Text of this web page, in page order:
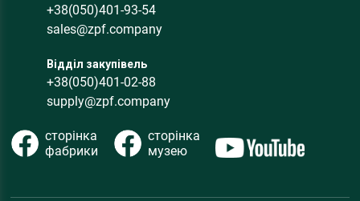
+38(050)401-93-54
sales@zpf.company
Відділ закупівель
+38(050)401-02-88
supply@zpf.company
сторінка
фабрики
сторінка
музею